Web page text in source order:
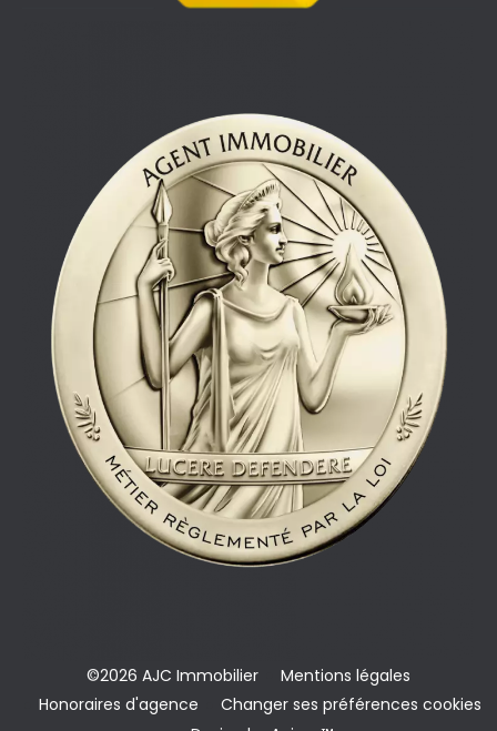
©2026 AJC Immobilier
Mentions légales
Honoraires d'agence
Changer ses préférences cookies